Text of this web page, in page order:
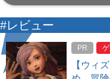
#レビュー
PR
【ウィ